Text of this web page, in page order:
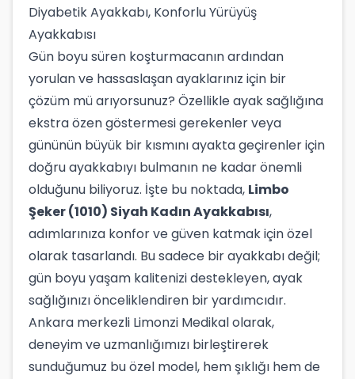
Diyabetik Ayakkabı, Konforlu Yürüyüş
Ayakkabısı
Gün boyu süren koşturmacanın ardından
yorulan ve hassaslaşan ayaklarınız için bir
çözüm mü arıyorsunuz? Özellikle ayak sağlığına
ekstra özen göstermesi gerekenler veya
gününün büyük bir kısmını ayakta geçirenler için
doğru ayakkabıyı bulmanın ne kadar önemli
olduğunu biliyoruz. İşte bu noktada, Limbo
Şeker (1010) Siyah Kadın Ayakkabısı,
adımlarınıza konfor ve güven katmak için özel
olarak tasarlandı. Bu sadece bir ayakkabı değil;
gün boyu yaşam kalitenizi destekleyen, ayak
sağlığınızı önceliklendiren bir yardımcıdır.
Ankara merkezli Limonzi Medikal olarak,
deneyim ve uzmanlığımızı birleştirerek
sunduğumuz bu özel model, hem şıklığı hem de